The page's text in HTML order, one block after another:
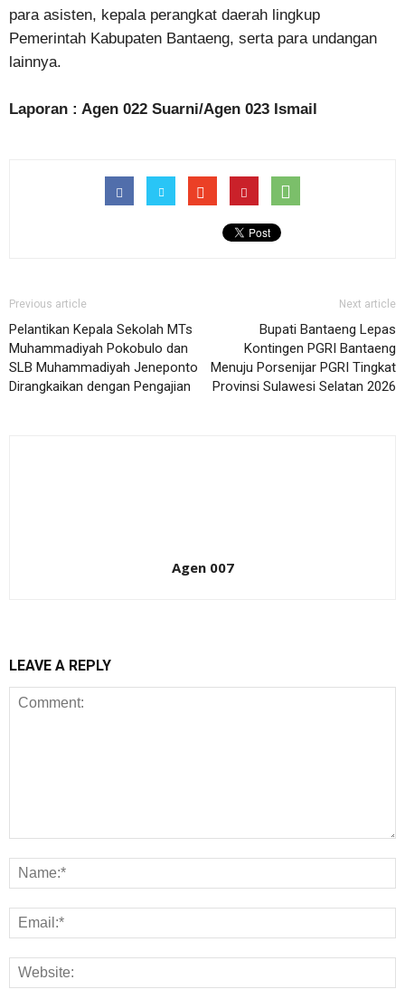
para asisten, kepala perangkat daerah lingkup
Pemerintah Kabupaten Bantaeng, serta para undangan
lainnya.
Laporan : Agen 022 Suarni/Agen 023 Ismail
Previous article
Pelantikan Kepala Sekolah MTs
Muhammadiyah Pokobulo dan
SLB Muhammadiyah Jeneponto
Dirangkaikan dengan Pengajian
Next article
Bupati Bantaeng Lepas
Kontingen PGRI Bantaeng
Menuju Porsenijar PGRI Tingkat
Provinsi Sulawesi Selatan 2026
Agen 007
LEAVE A REPLY